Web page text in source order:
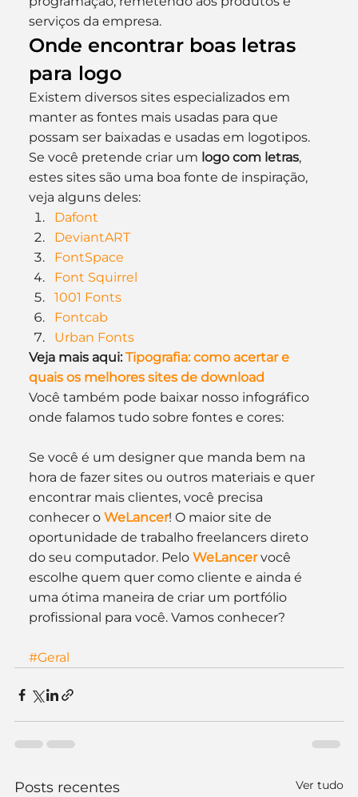
serviços da empresa.
Onde encontrar boas letras
para logo
Existem diversos sites especializados em
manter as fontes mais usadas para que
possam ser baixadas e usadas em logotipos.
Se você pretende criar um logo com letras,
estes sites são uma boa fonte de inspiração,
veja alguns deles:
Dafont
DeviantART
FontSpace
Font Squirrel
1001 Fonts
Fontcab
Urban Fonts
Veja mais aqui: Tipografia: como acertar e
quais os melhores sites de download
Você também pode baixar nosso infográfico
onde falamos tudo sobre fontes e cores:
Se você é um designer que manda bem na
hora de fazer sites ou outros materiais e quer
encontrar mais clientes, você precisa
conhecer o WeLancer! O maior site de
oportunidade de trabalho freelancers direto
do seu computador. Pelo WeLancer você
escolhe quem quer como cliente e ainda é
uma ótima maneira de criar um portfólio
profissional para você. Vamos conhecer?
#Geral
Posts recentes Ver tudo